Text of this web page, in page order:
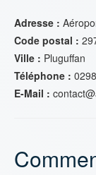
Adresse :
Code postal :
Ville : Pluguffan
Téléphone :
E-Mail :